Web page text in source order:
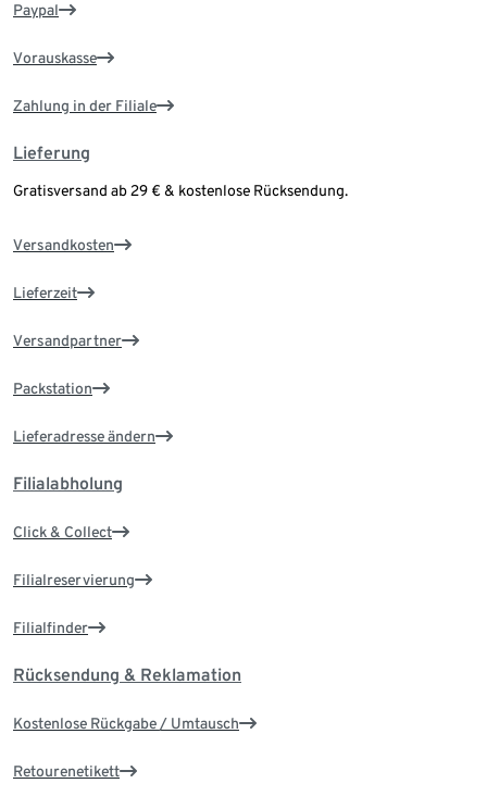
Paypal
Vorauskasse
Zahlung in der Filiale
Lieferung
Gratisversand ab 29 € & kostenlose Rücksendung.
Versandkosten
Lieferzeit
Versandpartner
Packstation
Lieferadresse ändern
Filialabholung
Click & Collect
Filialreservierung
Filialfinder
Rücksendung & Reklamation
Kostenlose Rückgabe / Umtausch
Retourenetikett